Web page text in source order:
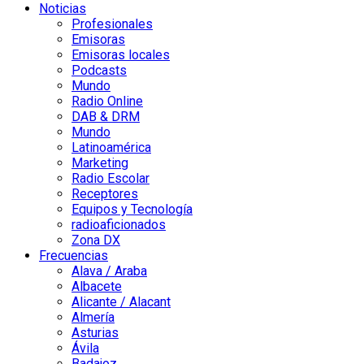
Noticias
Profesionales
Emisoras
Emisoras locales
Podcasts
Mundo
Radio Online
DAB & DRM
Mundo
Latinoamérica
Marketing
Radio Escolar
Receptores
Equipos y Tecnología
radioaficionados
Zona DX
Frecuencias
Alava / Araba
Albacete
Alicante / Alacant
Almería
Asturias
Ávila